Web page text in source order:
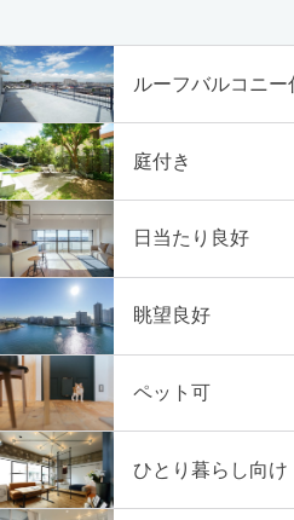
ルーフバルコニー
庭付き
日当たり良好
眺望良好
ペット可
ひとり暮らし向け